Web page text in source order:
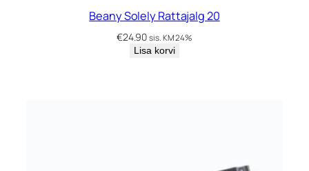
Beany Solely Rattajalg 20
€24.90 sis. KM 24%
Lisa korvi